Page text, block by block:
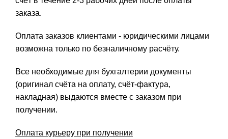
заказа.
Оплата заказов клиентами - юридическими лицами
возможна только по безналичному расчёту.
Все необходимые для бухгалтерии документы
(оригинал счёта на оплату, счёт-фактура,
накладная) выдаются вместе с заказом при
получении.
Оплата курьеру при получении